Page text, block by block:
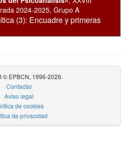
2024-2025, Grupo A
(3): Encuadre y primeras
© EPBCN, 1996-2026.
Contactar
Aviso legal
de cookies
de privacidad